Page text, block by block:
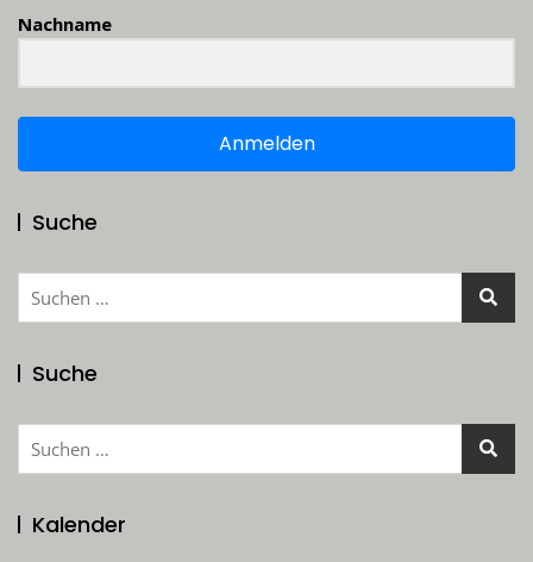
Nachname
Anmelden
Suche
Suchen
Suche
Suchen
Kalender